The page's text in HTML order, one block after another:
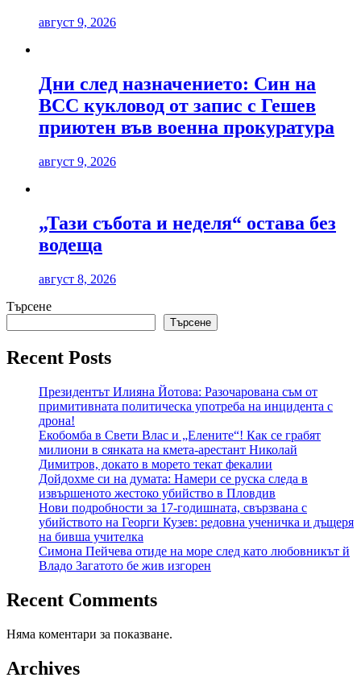
август 9, 2026
Дни след назначението: Син на
ВСС кукловод от запис с Гешев
приютен във военна прокуратура
август 9, 2026
„Тази събота и неделя“ остава без
водеща
август 8, 2026
Търсене
Търсене
Recent Posts
Президентът Илияна Йотова: Разочарована съм от
примитивната политическа употреба на инцидента с
дрона!
Екобомба в Свети Влас и „Елените“! Как се грабят
милиони в сянката на кмета-арестант Николай
Димитров, докато в морето текат фекалии
Дойдохме си на думата: Намери се руска следа в
извършеното жестоко убийство в Пловдив
Нови подробности за 17-годишната, свързвана с
убийството на Георги Кузев: редовна ученичка и дъщеря
на бивша учителка
Симона Пейчева отиде на море след като любовникът й
Владо Загатото бе жив изгорен
Recent Comments
Няма коментари за показване.
Archives